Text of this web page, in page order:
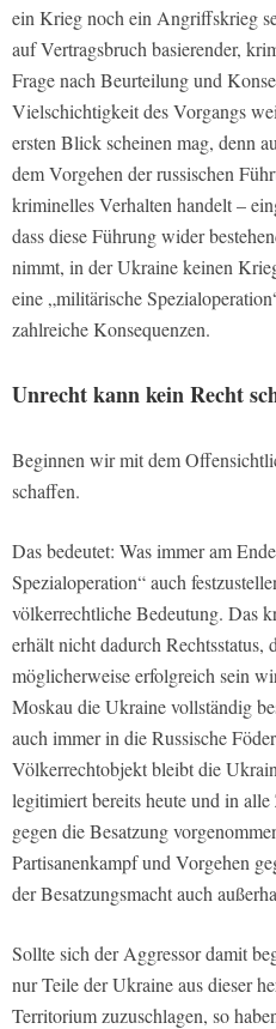
ein Krieg noch ein Angriffskrieg
auf Vertragsbruch basierender,
Frage nach Beurteilung und
Vielschichtigkeit des Vorgangs
ersten Blick scheinen mag, denn
dem Vorgehen der russischen
kriminelles Verhalten handelt –
dass diese Führung wider
nimmt, in der Ukraine keinen
eine „militärische
zahlreiche Konsequenzen.
Unrecht kann kein Recht
Beginnen wir mit dem
schaffen.
Das bedeutet: Was immer am
Spezialoperation“ auch
völkerrechtliche Bedeutung. Das
erhält nicht dadurch Rechtsstatus,
möglicherweise erfolgreich sein
Moskau die Ukraine vollständig
auch immer in die Russische
Völkerrechtobjekt bleibt die
legitimiert bereits heute und in
gegen die Besatzung
Partisanenkampf und Vorgehen
der Besatzungsmacht auch
Sollte sich der Aggressor damit
nur Teile der Ukraine aus dieser
Territorium zuzuschlagen, so